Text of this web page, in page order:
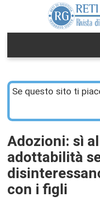
Se questo sito ti
Adozioni: sì
adottabilità
con i figli